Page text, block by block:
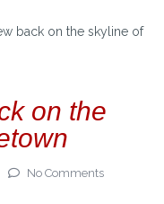
back on the skyline of
on the
No Comments